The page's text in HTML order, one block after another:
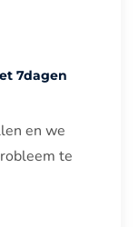
7dagen
en we
te